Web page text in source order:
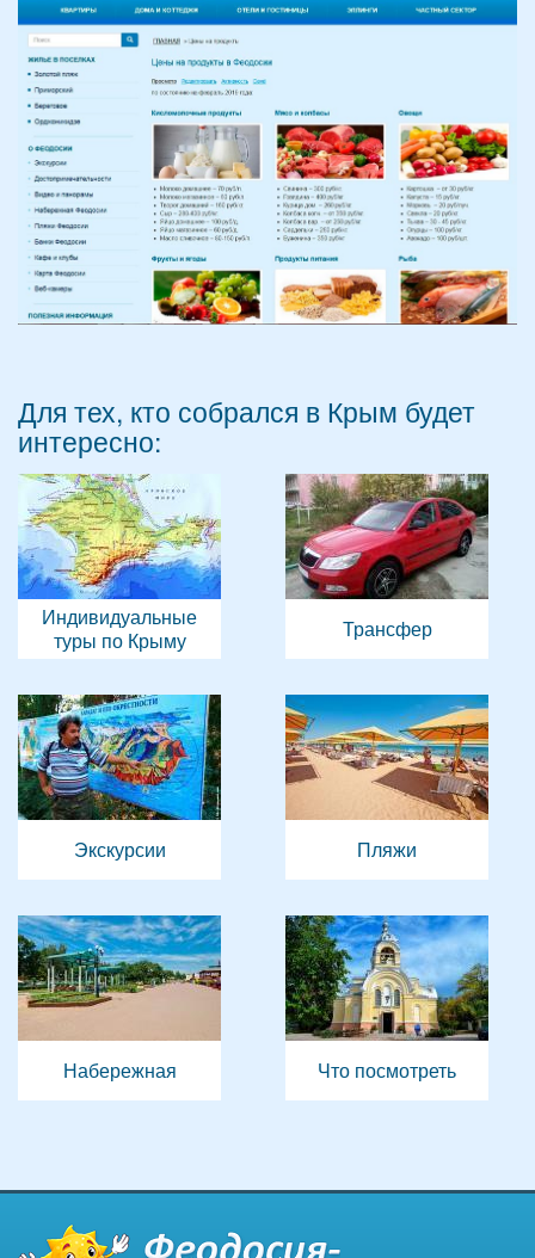
Для тех, кто собрался в Крым будет
интересно:
Индивидуальные
туры по Крыму
Трансфер
Экскурсии Пляжи
Набережная Что посмотреть